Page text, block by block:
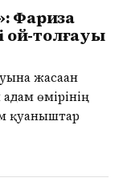
Фариза
ой-толғауы
жасаған
өмірінің
қуаныштар